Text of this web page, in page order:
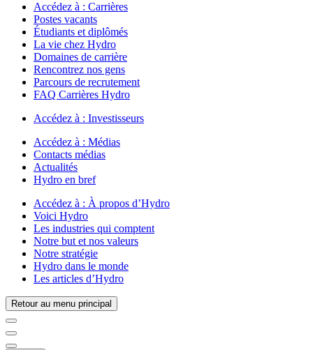
Accédez à : Carrières
Postes vacants
Étudiants et diplômés
La vie chez Hydro
Domaines de carrière
Rencontrez nos gens
Parcours de recrutement
FAQ Carrières Hydro
Accédez à : Investisseurs
Accédez à : Médias
Contacts médias
Actualités
Hydro en bref
Accédez à : À propos d’Hydro
Voici Hydro
Les industries qui comptent
Notre but et nos valeurs
Notre stratégie
Hydro dans le monde
Les articles d’Hydro
Retour au menu principal